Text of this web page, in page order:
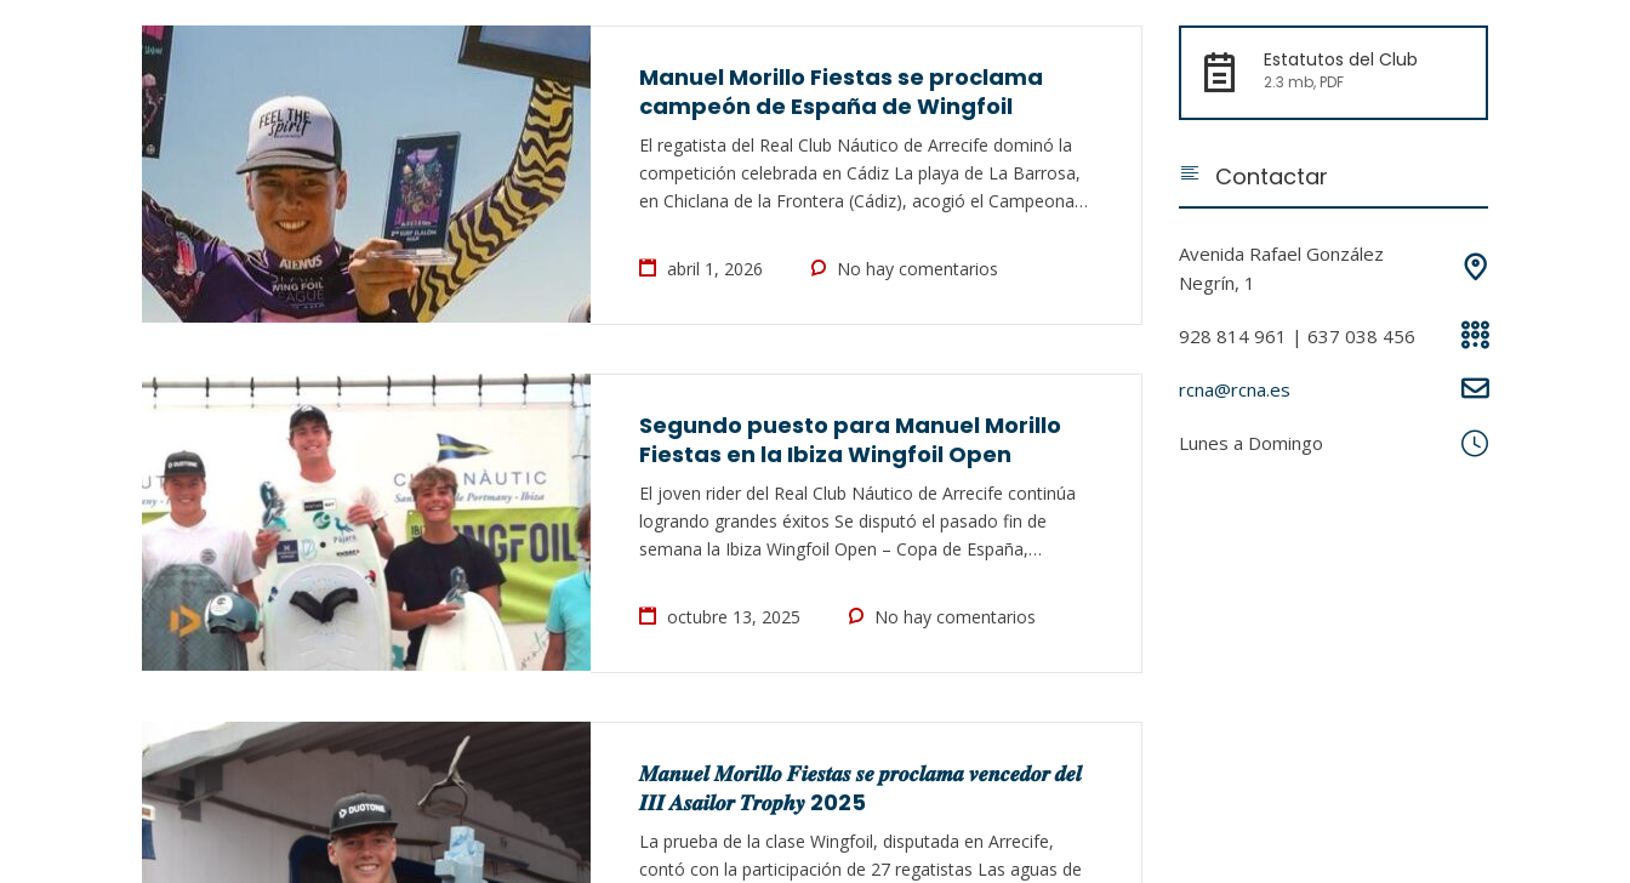
Manuel Morillo Fiestas se proclama
campeón de España de Wingfoil
El regatista del Real Club Náutico de Arrecife dominó la
competición celebrada en Cádiz La playa de La Barrosa,
en Chiclana de la Frontera (Cádiz), acogió el Campeonato
Freestyle, y contó con la participación del joven Manuel
Morillo Fiestas. El regatista del Real Club Náutico de
abril 1, 2026 No hay comentarios
Segundo puesto para Manuel Morillo
Fiestas en la Ibiza Wingfoil Open
El joven rider del Real Club Náutico de Arrecife continúa
logrando grandes éxitos Se disputó el pasado fin de
semana la Ibiza Wingfoil Open – Copa de España,
las diferentes categorías. Entre los participantes se
encontraba Manuel Morillo Fiestas, rider del Real Club
octubre 13, 2025 No hay comentarios
𝑴𝒂𝒏𝒖𝒆𝒍 𝑴𝒐𝒓𝒊𝒍𝒍𝒐 𝑭𝒊𝒆𝒔𝒕𝒂𝒔 𝒔𝒆 𝒑𝒓𝒐𝒄𝒍𝒂𝒎𝒂 𝒗𝒆𝒏𝒄𝒆𝒅𝒐𝒓 𝒅𝒆𝒍
𝑰𝑰𝑰 𝑨𝒔𝒂𝒊𝒍𝒐𝒓 𝑻𝒓𝒐𝒑𝒉𝒚 2025
La prueba de la clase Wingfoil, disputada en Arrecife,
contó con la participación de 27 regatistas Las aguas de
Estatutos del Club
2.3 mb, PDF
Contactar
Avenida Rafael González
Negrín, 1
928 814 961 | 637 038 456
rcna@rcna.es
Lunes a Domingo